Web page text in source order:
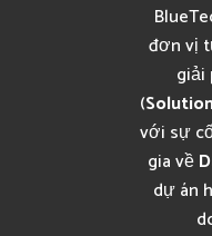
đơn vị
giải
(
với sự
gia về
dự án